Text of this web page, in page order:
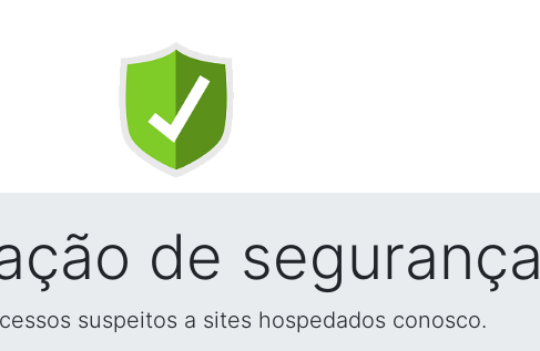
de segurança
suspeitos a sites hospedados conosco.